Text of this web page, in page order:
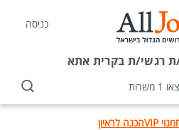
כניסה
רגשי/ת בקרית אתא
משרות
מנוי VIP
הכנה לראיון